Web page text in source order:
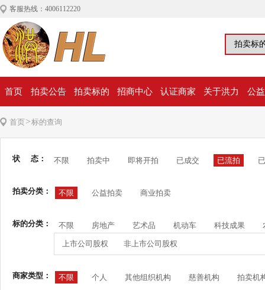
客服热线：4006112220
首页 拍卖公告 拍卖标的 招商中心 认证商家 关于洪力 公
首页>标的查询
状 态： 不限 拍卖中 即将开拍 已成交 已流拍
拍卖分类： 不限 公益拍卖 商业拍卖
标的分类： 不限 房地产 艺术品 机动车 科技成果
上市公司股权 非上市公司股权
商家类型： 不限 个人 其他组织机构 慈善机构 拍卖机